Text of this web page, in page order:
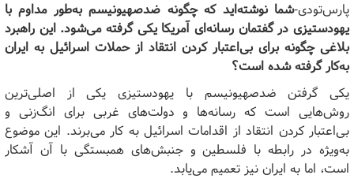
پارس‌تودی-شما نوشته‌اید که چگونه ضدصهیونیسم به‌طور مداوم با
یهودستیزی در گفتمان رسانه‌ای آمریکا یکی گرفته می‌شود. این راهبرد
بلاغی چگونه برای بی‌اعتبار کردن انتقاد از حملات اسرائیل به ایران
به‌کار گرفته شده است؟
یکی گرفتن ضدصهیونیسم با یهودستیزی یکی از اصلی‌ترین
روش‌هایی است که رسانه‌ها و دولت‌های غربی برای انگ‌زنی و
بی‌اعتبار کردن انتقاد از اقدامات اسرائیل به کار می‌برند. این موضوع
به‌ویژه در رابطه با فلسطین و جنبش‌های همبستگی با آن آشکار
است، اما به ایران نیز تعمیم می‌یابد.